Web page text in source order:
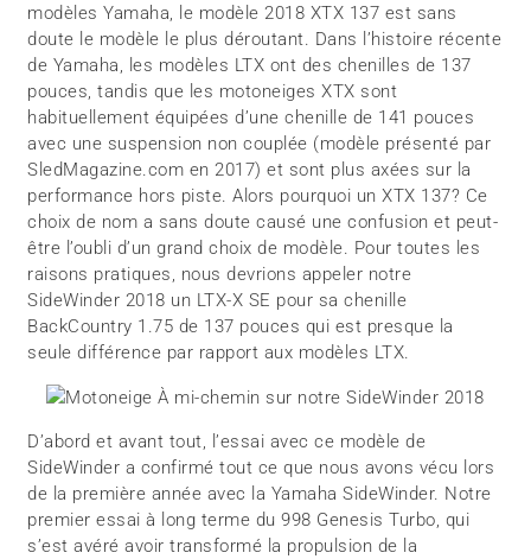
modèles Yamaha, le modèle 2018 XTX 137 est sans
doute le modèle le plus déroutant. Dans l’histoire récente
de Yamaha, les modèles LTX ont des chenilles de 137
pouces, tandis que les motoneiges XTX sont
habituellement équipées d’une chenille de 141 pouces
avec une suspension non couplée (modèle présenté par
SledMagazine.com en 2017) et sont plus axées sur la
performance hors piste. Alors pourquoi un XTX 137? Ce
choix de nom a sans doute causé une confusion et peut-
être l’oubli d’un grand choix de modèle. Pour toutes les
raisons pratiques, nous devrions appeler notre
SideWinder 2018 un LTX-X SE pour sa chenille
BackCountry 1.75 de 137 pouces qui est presque la
seule différence par rapport aux modèles LTX.
D’abord et avant tout, l’essai avec ce modèle de
SideWinder a confirmé tout ce que nous avons vécu lors
de la première année avec la Yamaha SideWinder. Notre
premier essai à long terme du 998 Genesis Turbo, qui
s’est avéré avoir transformé la propulsion de la